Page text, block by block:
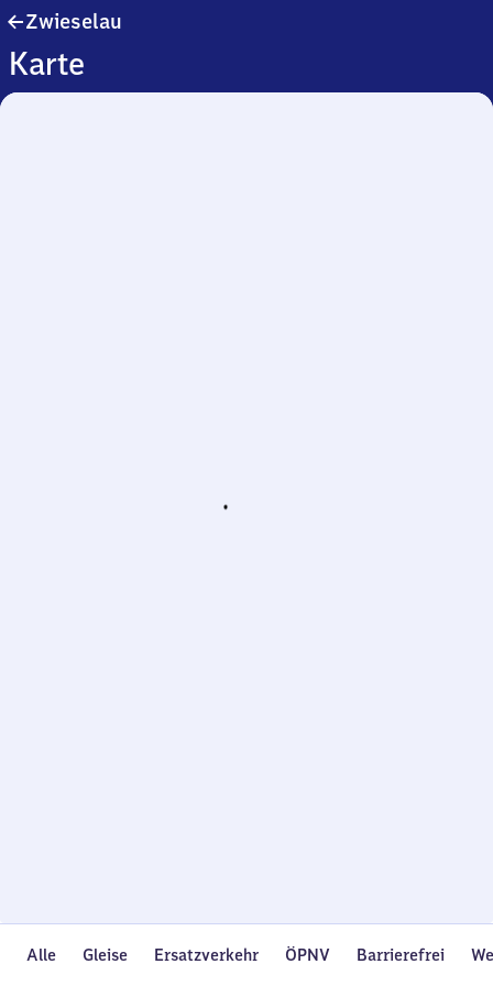
Zwieselau
Karte
Alle Gleise Ersatzverkehr ÖPNV Barrierefrei